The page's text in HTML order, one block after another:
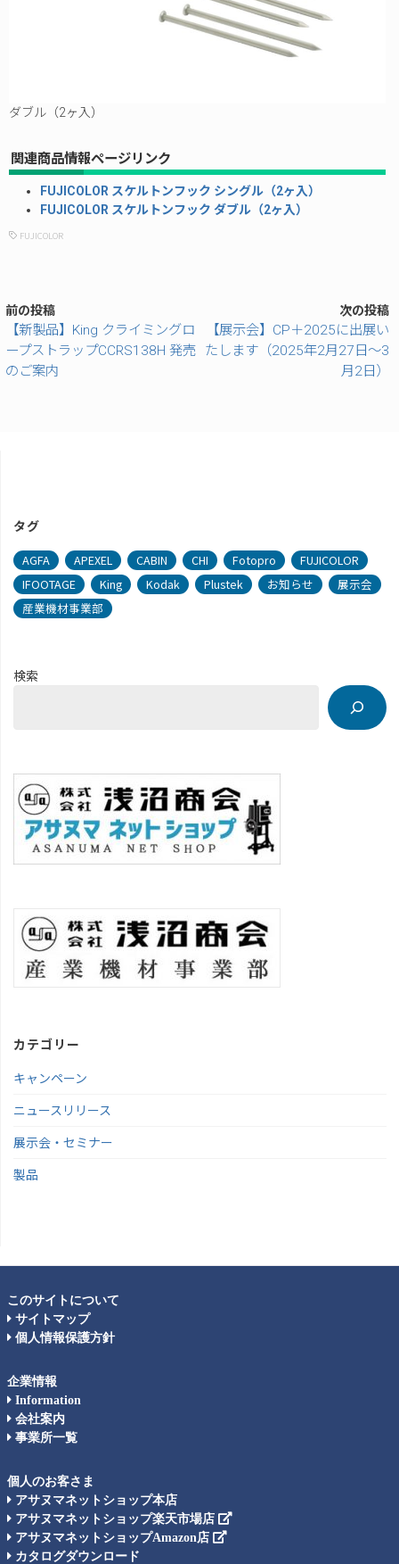
ダブル（2ヶ入）
関連商品情報ページリンク
FUJICOLOR スケルトンフック シングル（2ヶ入）
FUJICOLOR スケルトンフック ダブル（2ヶ入）
FUJICOLOR
前の投稿
【新製品】King クライミングロ
ープストラップCCRS138H 発売
のご案内
次の投稿
【展示会】CP＋2025に出展い
たします（2025年2月27日～3
月2日）
タグ
AGFA APEXEL CABIN CHI Fotopro
FUJICOLOR
IFOOTAGE
King Kodak Plustek お知らせ
展示会
産業機材事業部
検索
カテゴリー
キャンペーン
ニュースリリース
展示会・セミナー
製品
このサイトについて
サイトマップ
個人情報保護方針
企業情報
Information
会社案内
事業所一覧
個人のお客さま
アサヌマネットショップ本店
アサヌマネットショップ楽天市場店
アサヌマネットショップAmazon店
カタログダウンロード